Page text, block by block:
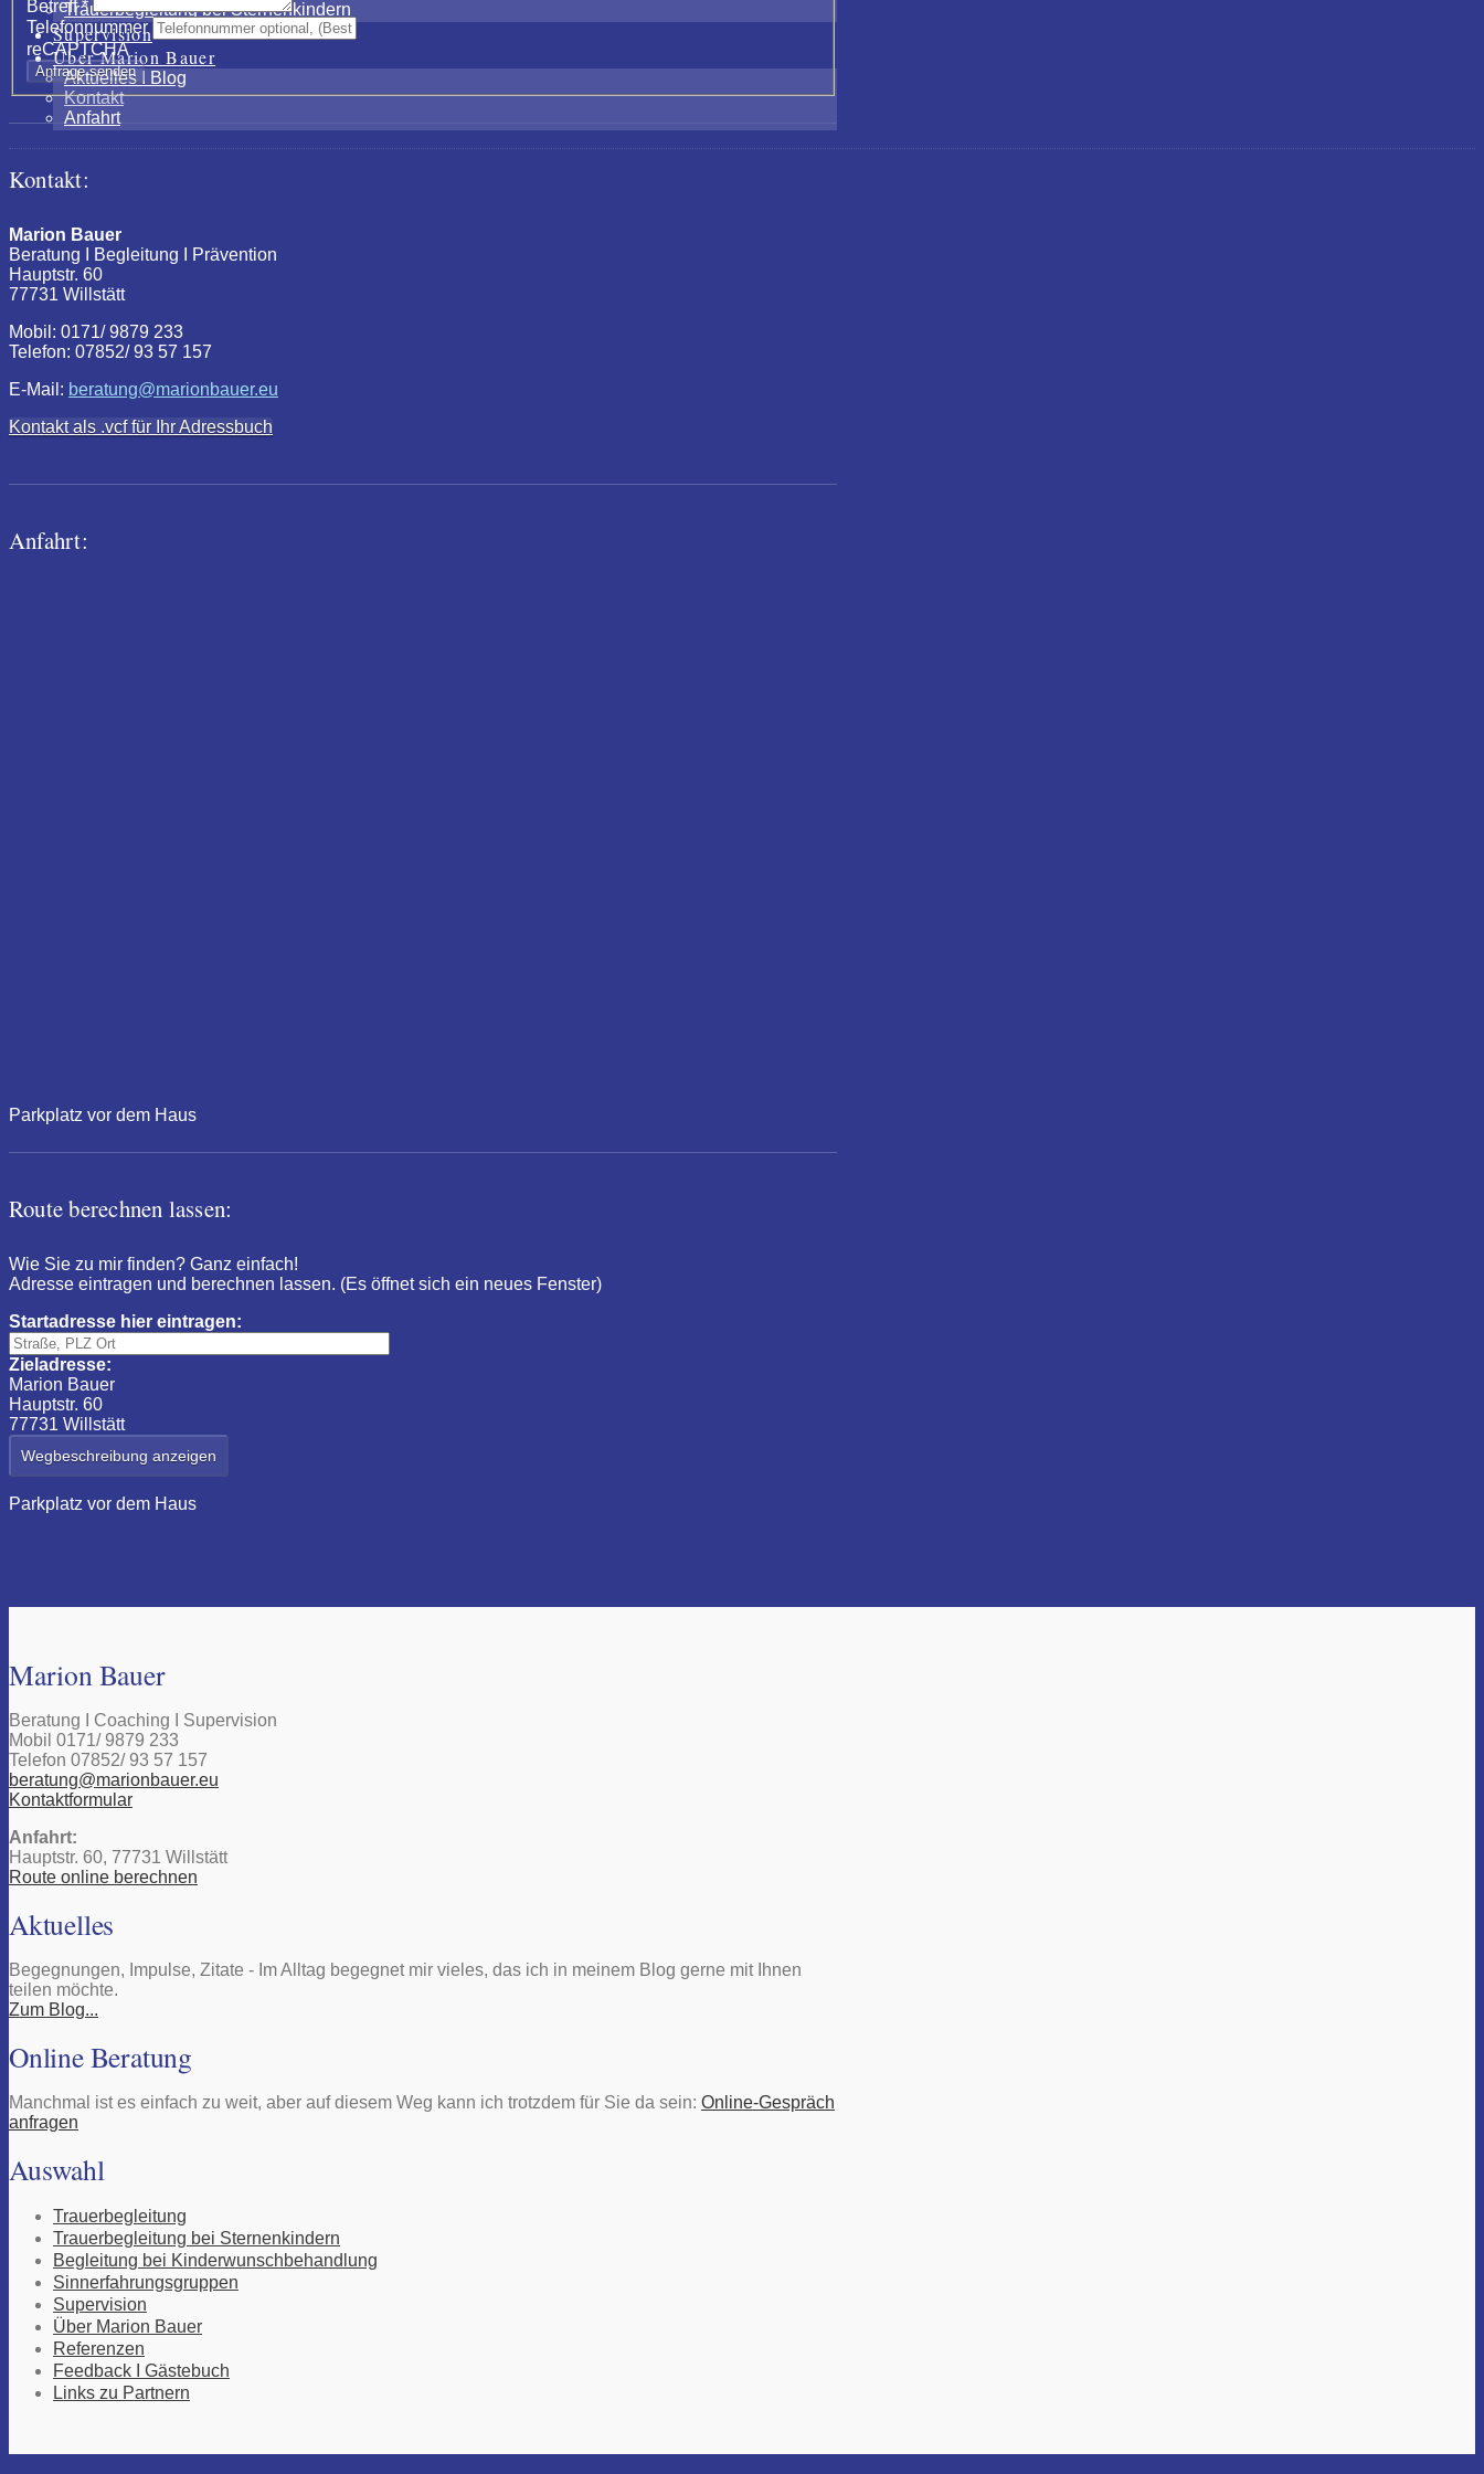
Trauerbegleitung bei Sternenkindern
Supervision
Über Marion Bauer
Aktuelles I Blog
Kontakt
Anfahrt
Betreff*
Telefonnummer
reCAPTCHA
Anfrage senden
Kontakt:
Marion Bauer
Beratung I Begleitung I Prävention
Hauptstr. 60
77731 Willstätt
Mobil: 0171/ 9879 233
Telefon: 07852/ 93 57 157
E-Mail: beratung@marionbauer.eu
Kontakt als .vcf für Ihr Adressbuch
Anfahrt:
Parkplatz vor dem Haus
Route berechnen lassen:
Wie Sie zu mir finden? Ganz einfach!
Adresse eintragen und berechnen lassen. (Es öffnet sich ein neues Fenster)
Startadresse hier eintragen:
Zieladresse:
Marion Bauer
Hauptstr. 60
77731 Willstätt
Wegbeschreibung anzeigen
Parkplatz vor dem Haus
Marion Bauer
Beratung I Coaching I Supervision
Mobil 0171/ 9879 233
Telefon 07852/ 93 57 157
beratung@marionbauer.eu
Kontaktformular
Anfahrt:
Hauptstr. 60, 77731 Willstätt
Route online berechnen
Aktuelles
Begegnungen, Impulse, Zitate - Im Alltag begegnet mir vieles, das ich in meinem Blog gerne mit Ihnen
teilen möchte.
Zum Blog...
Online Beratung
Manchmal ist es einfach zu weit, aber auf diesem Weg kann ich trotzdem für Sie da sein: Online-Gespräch
anfragen
Auswahl
Trauerbegleitung
Trauerbegleitung bei Sternenkindern
Begleitung bei Kinderwunschbehandlung
Sinnerfahrungsgruppen
Supervision
Über Marion Bauer
Referenzen
Feedback I Gästebuch
Links zu Partnern